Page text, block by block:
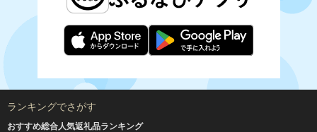
ランキングでさがす
おすすめ総合人気返礼品ランキング